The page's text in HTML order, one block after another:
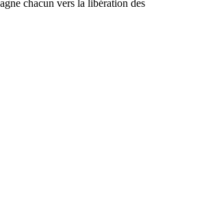
chacun vers la libération des